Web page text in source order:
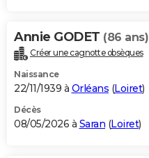
Annie GODET (86 ans)
Créer une cagnotte obsèques
Naissance
22/11/1939 à Orléans (Loiret)
Décès
08/05/2026 à Saran (Loiret)